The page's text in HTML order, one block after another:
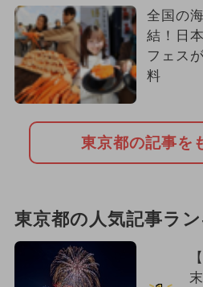
全国の
結！日
フェス
料
東京都の記事を
東京都の人気記事ラ